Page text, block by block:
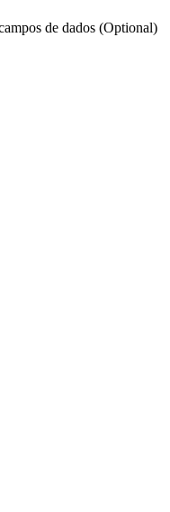
de dados (Optional)